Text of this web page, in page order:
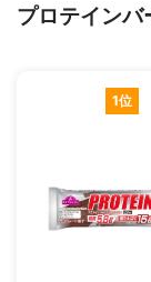
プロテイン
1位